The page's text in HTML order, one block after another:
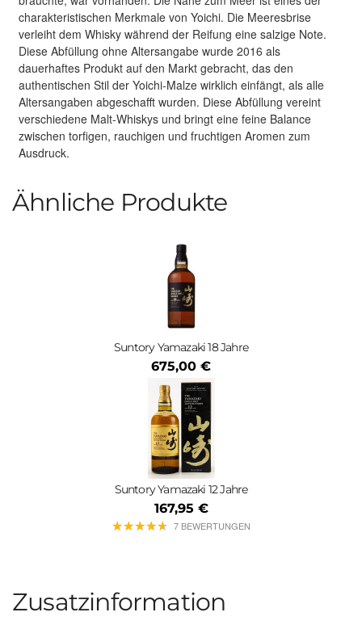
charakteristischen Merkmale von Yoichi. Die Meeresbrise
verleiht dem Whisky während der Reifung eine salzige Note.
Diese Abfüllung ohne Altersangabe wurde 2016 als
dauerhaftes Produkt auf den Markt gebracht, das den
authentischen Stil der Yoichi-Malze wirklich einfängt, als alle
Altersangaben abgeschafft wurden. Diese Abfüllung vereint
verschiedene Malt-Whiskys und bringt eine feine Balance
zwischen torfigen, rauchigen und fruchtigen Aromen zum
Ausdruck.
Ähnliche Produkte
Suntory Yamazaki 18 Jahre
675,00 €
Suntory Yamazaki 12 Jahre
167,95 €
★★★★★
★★★★★ 7 BEWERTUNGEN
Zusatzinformation